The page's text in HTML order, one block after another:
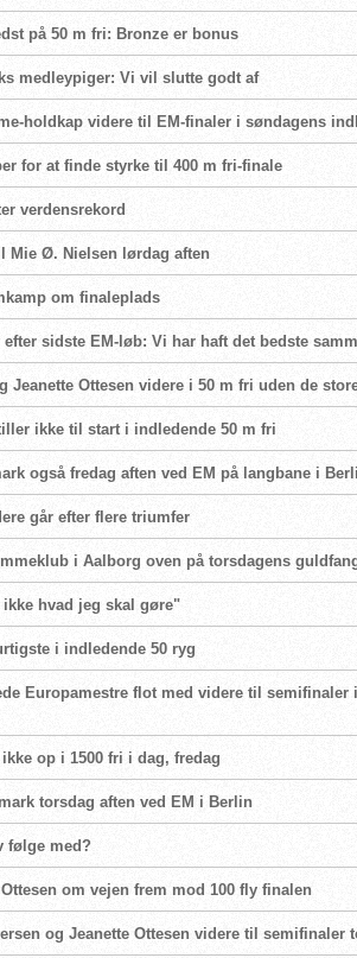
på 50 m fri: Bronze er bonus
medleypiger: Vi vil slutte godt af
holdkap videre til EM-finaler i søndagens
for at finde styrke til 400 m fri-finale
verdensrekord
Mie Ø. Nielsen lørdag aften
om finaleplads
efter sidste EM-løb: Vi har haft det bedste
Jeanette Ottesen videre i 50 m fri uden de
ikke til start i indledende 50 m fri
også fredag aften ved EM på langbane i
går efter flere triumfer
i Aalborg oven på torsdagens
ikke hvad jeg skal gøre"
i indledende 50 ryg
Europamestre flot med videre til semifinaler
op i 1500 fri i dag, fredag
torsdag aften ved EM i Berlin
følge med?
Ottesen om vejen frem mod 100 fly finalen
og Jeanette Ottesen videre til semifinaler